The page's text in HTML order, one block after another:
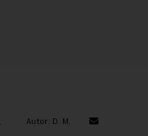
Autor: D. M.